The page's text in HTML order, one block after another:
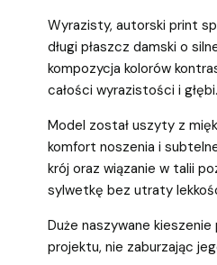
Wyrazisty, autorski print
długi płaszcz damski o
kompozycja kolorów
całości wyrazistości i głębi.
Model został uszyty z
komfort noszenia i
krój oraz wiązanie w talii
sylwetkę bez utraty
Duże naszywane
projektu, nie zaburzając